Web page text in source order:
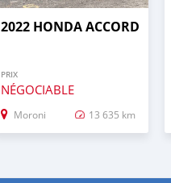
2022 HONDA ACCORD
PRIX
NÉGOCIABLE
Moroni 13 635 km